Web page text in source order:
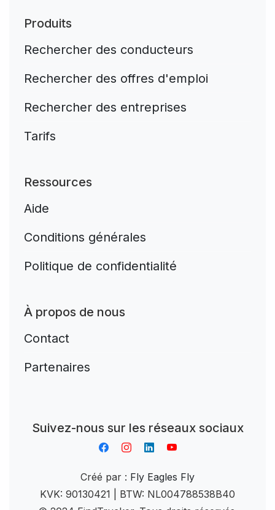
Produits
Rechercher des conducteurs
Rechercher des offres d'emploi
Rechercher des entreprises
Tarifs
Ressources
Aide
Conditions générales
Politique de confidentialité
À propos de nous
Contact
Partenaires
Suivez-nous sur les réseaux sociaux
Créé par : Fly Eagles Fly
KVK: 90130421 | BTW: NL004788538B40